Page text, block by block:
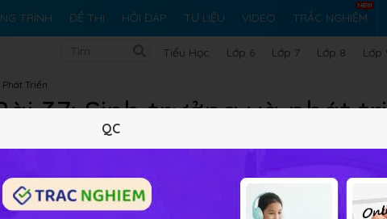
TRÌNH ĐỀ THI HỎI ĐÁP TƯ LIỆU VIDEO TRẮC NGHIỆM
Tiểu Học Lớp 6 Lớp 7 Lớp 8 Lớp
Triển
37: Sinh trưởng và phát
QC